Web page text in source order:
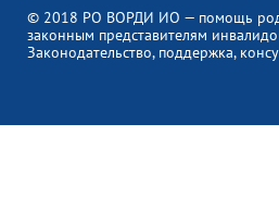
© 2018 РО ВОРДИ ИО — помощь
законным представителям
Законодательство, поддержка,